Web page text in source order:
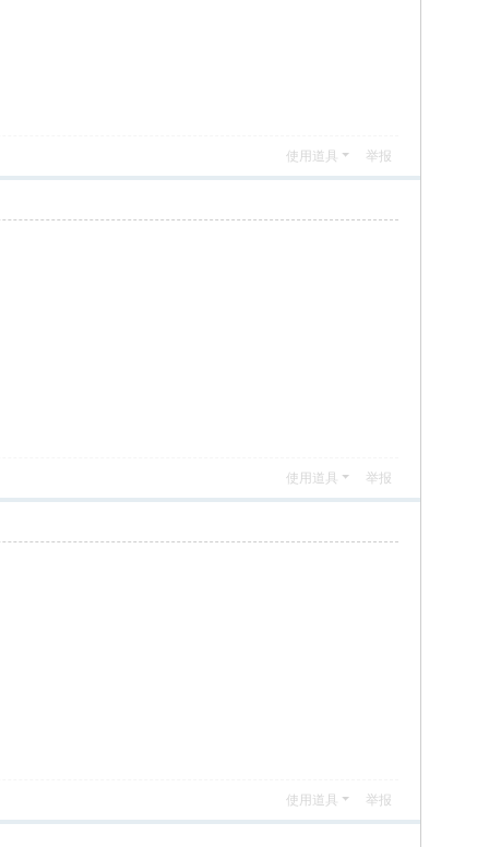
使用道具 举报
使用道具 举报
使用道具 举报